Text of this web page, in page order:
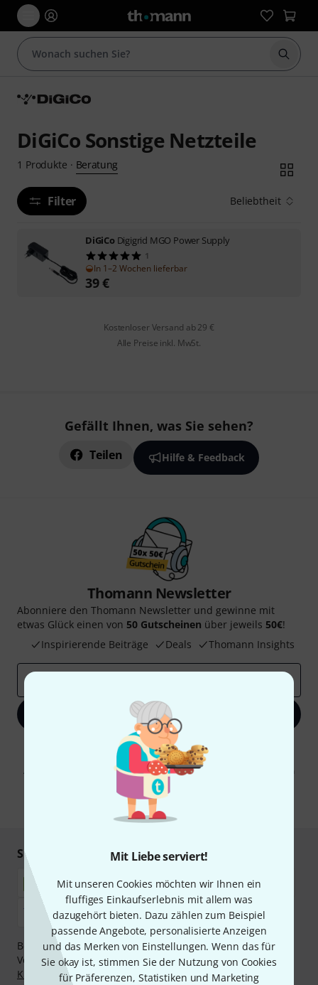
Mit Liebe serviert!
Mit unseren Cookies möchten wir Ihnen ein
fluffiges Einkaufserlebnis mit allem was
dazugehört bieten. Dazu zählen zum Beispiel
passende Angebote, personalisierte Anzeigen
und das Merken von Einstellungen. Wenn das für
Sie okay ist, stimmen Sie der Nutzung von Cookies
für Präferenzen, Statistiken und Marketing
Suche
DiGiCo Sonstige Netzteile
1 Produkte · Beratung
Filter Beliebtheit
DiGiCo Digigrid MGO Power Supply
1
In 1–2 Wochen lieferbar
39€
Kostenloser Versand ab 29 €
Alle Preise inkl. MwSt.
Gefällt Ihnen, was Sie sehen?
Teilen Hilfe & Feedback
Thomann Newsletter
Abonniere den Thomann Newsletter und gewinne mit
etwas Glück einen von 50 Gutscheinen über jeweils 50€!
Inspirierende Beiträge
Deals Thomann Insights
Jetzt anmelden
Mit Klick auf „Jetzt anmelden“ stimmen Sie dem Erhalt von E-Mail-
Werbung und einer Messung des E-Mail-Nutzungsverhaltens zu. Die
Abmeldung ist jederzeit möglich. Weitere Informationen finden Sie in
Datenschutzhinweisen
* Pflichtfeld
Sicher einkaufen & bezahlen
Bezahlen Sie vertraulich und sicher per Nachnahme,
Vorkasse, PayPal, Amazon Pay,Klarna Sofort bezahlen,
Klarna Ratenzahlungoder Kreditkarte.